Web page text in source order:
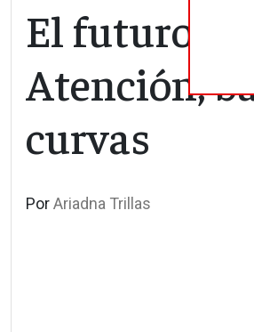
El futuro
Atención,
curvas
PorAriadna Trillas